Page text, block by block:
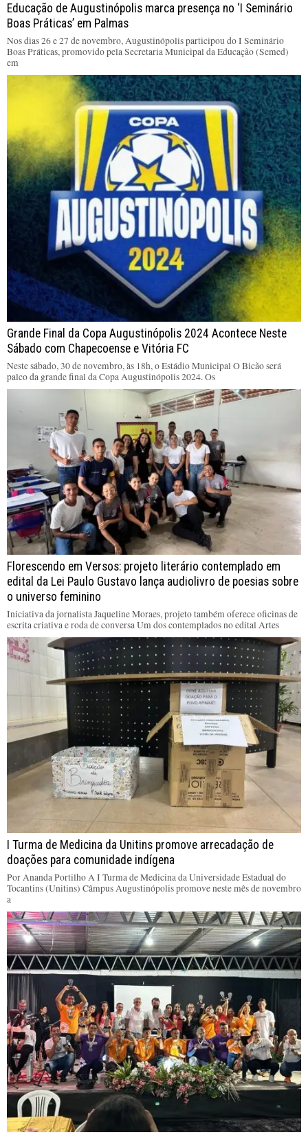
Educação de Augustinópolis marca presença no ‘I Seminário
Boas Práticas’ em Palmas
Nos dias 26 e 27 de novembro, Augustinópolis participou do I Seminário
Boas Práticas, promovido pela Secretaria Municipal da Educação (Semed)
em
Grande Final da Copa Augustinópolis 2024 Acontece Neste
Sábado com Chapecoense e Vitória FC
Neste sábado, 30 de novembro, às 18h, o Estádio Municipal O Bicão será
palco da grande final da Copa Augustinópolis 2024. Os
Florescendo em Versos: projeto literário contemplado em
edital da Lei Paulo Gustavo lança audiolivro de poesias sobre
o universo feminino
Iniciativa da jornalista Jaqueline Moraes, projeto também oferece oficinas de
escrita criativa e roda de conversa Um dos contemplados no edital Artes
I Turma de Medicina da Unitins promove arrecadação de
doações para comunidade indígena
Por Ananda Portilho A I Turma de Medicina da Universidade Estadual do
Tocantins (Unitins) Câmpus Augustinópolis promove neste mês de novembro
a